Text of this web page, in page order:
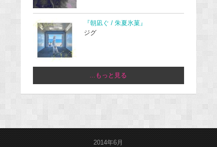
『朝凪ぐ / 朱夏氷菓』
ジグ
...もっと見る
2014年6月